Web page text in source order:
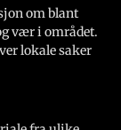
om blant
vær i området.
lokale saker